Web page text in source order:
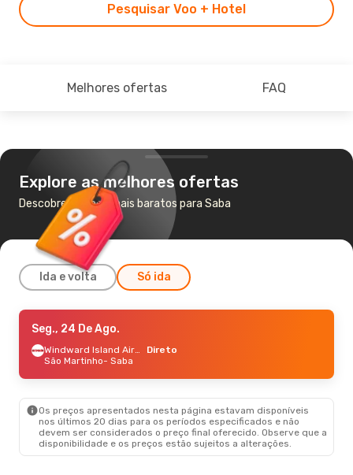
Pesquisar Voo + Hotel
Melhores ofertas FAQ
Explore as melhores ofertas
Descobre os voos mais baratos para Saba
Ida e volta Só ida
Seg., 24 De Ago.
Windward Island Airways
Direto
São Martinho- Saba
Saba- São Martinho
Seg., 24 De Ago.
Windward Island Airways
Direto
São Martinho- Saba
Os preços apresentados nesta página estavam disponíveis
nos últimos 20 dias para os períodos especificados e não
devem ser considerados o preço final oferecido. Observe que a
disponibilidade e os preços estão sujeitos a alterações.